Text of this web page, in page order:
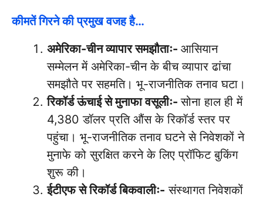
कीमतें गिरने की प्रमुख वजह है…
अमेरिका-चीन व्यापार समझौताः- आसियान
सम्मेलन में अमेरिका-चीन के बीच व्यापार ढांचा
समझौते पर सहमति। भू-राजनीतिक तनाव घटा।
रिकॉर्ड ऊंचाई से मुनाफा वसूलीः-सोना हाल ही में
4,380 डॉलर प्रति औंस के रिकॉर्ड स्तर पर
पहुंचा। भू-राजनीतिक तनाव घटने से निवेशकों ने
मुनाफे को सुरक्षित करने के लिए प्रॉफिट बुकिंग
शुरू की।
ईटीएफ से रिकॉर्ड बिकवालीः- संस्थागत निवेशकों